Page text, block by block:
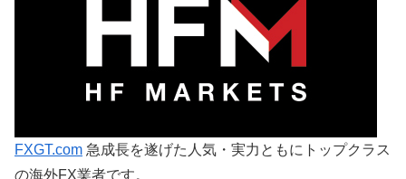
FXGT.com 急成長を遂げた人気・実力ともにトップクラス
の海外FX業者です。